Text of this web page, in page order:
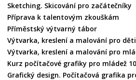
Sketching. Skicování pro začátečníky
Příprava k talentovým zkouškám
Příměstský výtvarný tábor
Výtvarka, kreslení a malování pro
Výtvarka, kreslení a malování pro
Kurz počítačové grafiky pro mládež
Grafický design. Počítačová grafika